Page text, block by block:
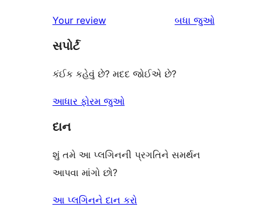
Your review બધા સમીક્ષાઓ
જુઓ
સપોર્ટ
કંઈક કહેવું છે? મદદ જોઈએ છે?
આધાર ફોરમ જુઓ
દાન
શું તમે આ પ્લગિનની પ્રગતિને સમર્થન
આપવા માંગો છો?
આ પ્લગિનને દાન કરો